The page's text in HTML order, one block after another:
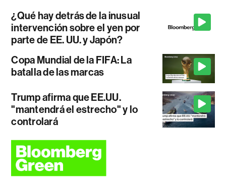
¿Qué hay detrás de la inusual
intervención sobre el yen por
parte de EE. UU. y Japón?
Copa Mundial de la FIFA: La
batalla de las marcas
Trump afirma que EE.UU.
"mantendrá el estrecho" y lo
controlará